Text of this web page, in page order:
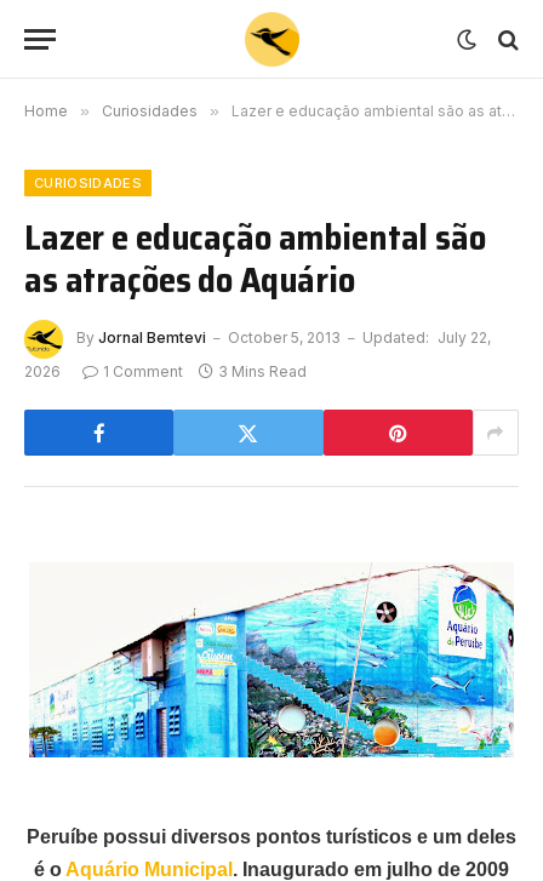
Home » Curiosidades » Lazer e educação ambiental são as atrações do Aquário
CURIOSIDADES
Lazer e educação ambiental são
as atrações do Aquário
By Jornal Bemtevi October 5, 2013 Updated: July 22,
2026
1 Comment 3 Mins Read
Peruíbe possui diversos pontos turísticos e um deles
é oAquário Municipal . Inaugurado em julho de 2009